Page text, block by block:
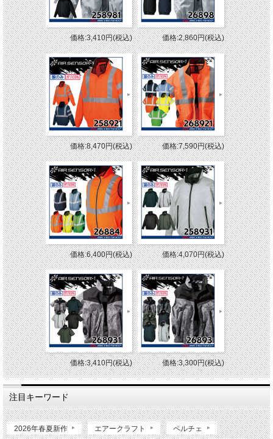
価格:3,410円(税込) 価格:2,860円(税込)
価格:8,470円(税込) 価格:7,590円(税込)
価格:6,400円(税込) 価格:4,070円(税込)
価格:3,410円(税込) 価格:3,300円(税込)
注目キーワード
2026年春夏新作 エアークラフト ペルチェ